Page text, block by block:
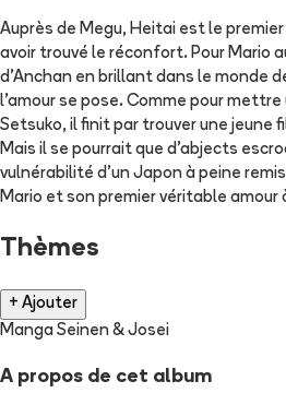
Auprès de Megu, Heitai est le
avoir trouvé le réconfort. Pour Mario
d'Anchan en brillant dans le monde
l'amour se pose. Comme pour mettre
Setsuko, il finit par trouver une jeune
Mais il se pourrait que d'abjects
vulnérabilité d'un Japon à peine
Mario et son premier véritable amour
Thèmes
+ Ajouter
Manga Seinen & Josei
A propos de cet album